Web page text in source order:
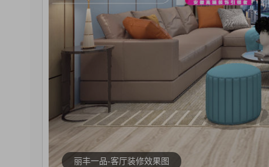
丽丰一品-客厅装修效果图